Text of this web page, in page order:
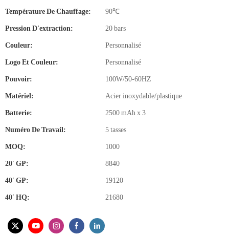
Température De Chauffage: 90℃
Pression D'extraction: 20 bars
Couleur: Personnalisé
Logo Et Couleur: Personnalisé
Pouvoir: 100W/50-60HZ
Matériel: Acier inoxydable/plastique
Batterie: 2500 mAh x 3
Numéro De Travail: 5 tasses
MOQ: 1000
20′ GP: 8840
40′ GP: 19120
40′ HQ: 21680